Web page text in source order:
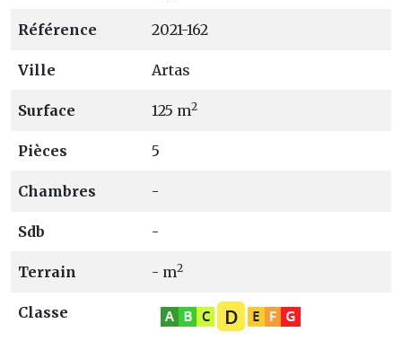
Référence 2021-162
Ville Artas
Surface 125 m2
Pièces 5
Chambres -
Sdb -
Terrain - m2
Classe